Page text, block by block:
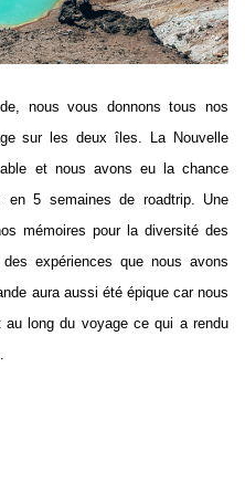
nous vous donnons tous nos
sur les deux îles. La Nouvelle
et nous avons eu la chance
5 semaines de roadtrip. Une
mémoires pour la diversité des
expériences que nous avons
aura aussi été épique car nous
long du voyage ce qui a rendu